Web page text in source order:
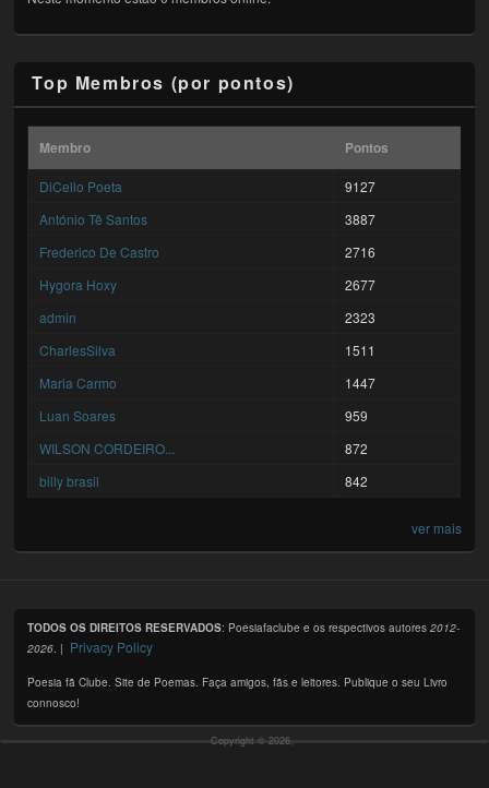
Top Membros (por pontos)
Membro Pontos
DiCello Poeta
9127
António Tê Santos
3887
Frederico De Castro
2716
Hygora Hoxy
2677
admin
2323
CharlesSilva
1511
Maria Carmo
1447
Luan Soares
959
WILSON CORDEIRO...
872
billy brasil
842
ver mais
TODOS OS DIREITOS RESERVADOS: Poesiafaclube e os respectivos autores2012-
2026. | Privacy Policy
Poesia fã Clube. Site de Poemas. Faça amigos, fãs e leitores. Publique o seu Livro
connosco!
Copyright © 2026,